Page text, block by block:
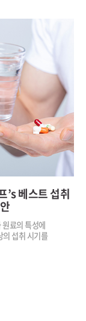
’s 베스트섭취
료의 특성에
의 섭취 시기를